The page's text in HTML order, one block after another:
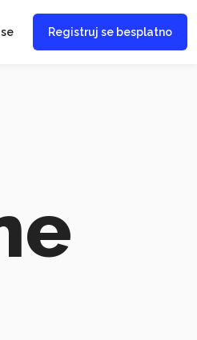
Registruj se besplatno